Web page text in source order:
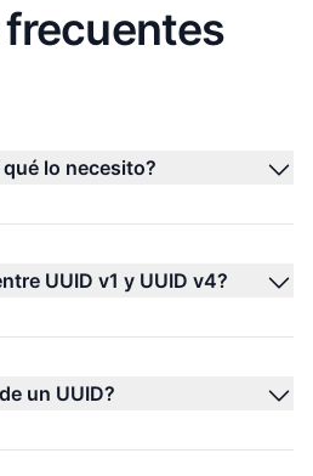
lo necesito?
UUID v1 y UUID v4?
un UUID?